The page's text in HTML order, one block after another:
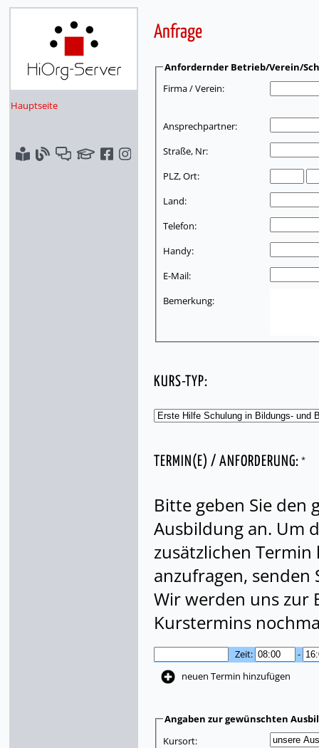
Hauptseite
Anfrage
Anfordernder Betrieb/Verein/
Firma / Verein:
Ansprechpartner:
Straße, Nr:
PLZ, Ort:
Land:
Telefon:
Handy:
E-Mail:
Bemerkung:
KURS-TYP:
TERMIN(E) / ANFORDERUNG: *
Bitte geben Sie den
Ausbildung an. Um
zusätzlichen
anzufragen, senden
Wir werden uns zur
Kurstermins
Zeit:
-
neuen Termin hinzufügen
Angaben zur gewünschten
Kursort: